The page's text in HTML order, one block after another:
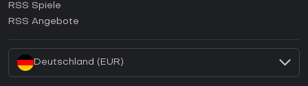
Wie aktiviert man einen EA App CD Key?
RSS Spiele
RSS Angebote
Deutschland (EUR)